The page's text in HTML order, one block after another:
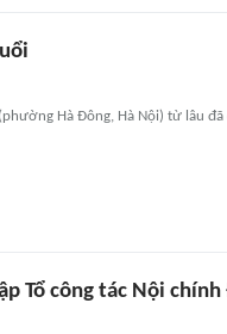
Hà Đông, Hà Nội) từ lâu
Tổ công tác Nội chính